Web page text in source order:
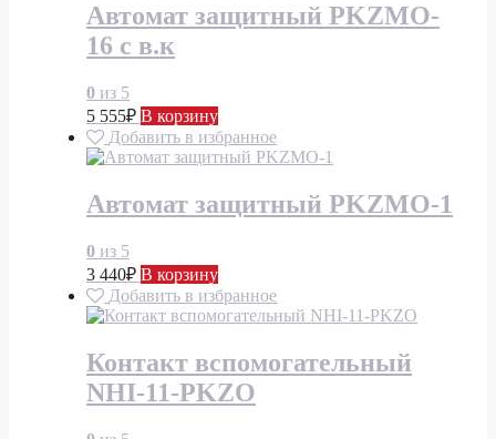
Автомат защитный PKZMO-
16 с в.к
0 из 5
5 555₽ В корзину
Добавить в избранное
Автомат защитный PKZMO-1
0 из 5
3 440₽ В корзину
Добавить в избранное
Контакт вспомогательный
NHI-11-PKZO